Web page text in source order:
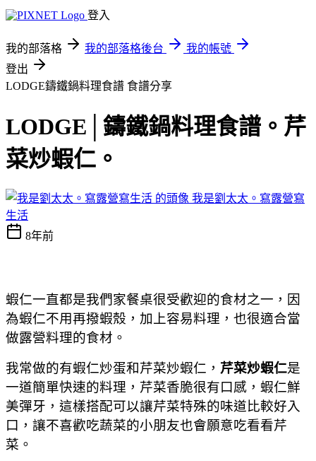
登入
我的部落格 我的部落格後台
我的帳號
登出
LODGE鑄鐵鍋料理食譜 食譜分享
LODGE│鑄鐵鍋料理食譜。芹
菜炒蝦仁。
我是劉太太。寫露營寫
生活
8年前
蝦仁一直都是我們家餐桌很受歡迎的食材之一，因
為蝦仁不用再撥蝦殼，加上容易料理，也很適合當
做露營料理的食材。
我常做的有蝦仁炒蛋和芹菜炒蝦仁， 芹菜炒蝦仁是
一道簡單快速的料理，芹菜香脆很有口感，蝦仁鮮
美彈牙，這樣搭配可以讓芹菜特殊的味道比較好入
口，讓不喜歡吃蔬菜的小朋友也會願意吃看看芹
菜。